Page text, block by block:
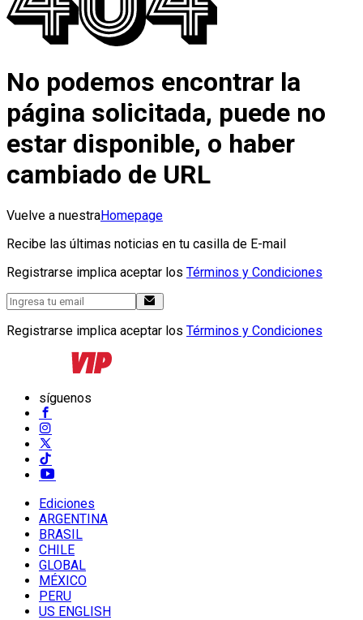
No podemos encontrar la
página solicitada, puede no
estar disponible, o haber
cambiado de URL
Vuelve a nuestraHomepage
Recibe las últimas noticias en tu casilla de E-mail
Registrarse implica aceptar los Términos y Condiciones
Registrarse implica aceptar los Términos y Condiciones
síguenos
Ediciones
ARGENTINA
BRASIL
CHILE
GLOBAL
MÉXICO
PERU
US ENGLISH